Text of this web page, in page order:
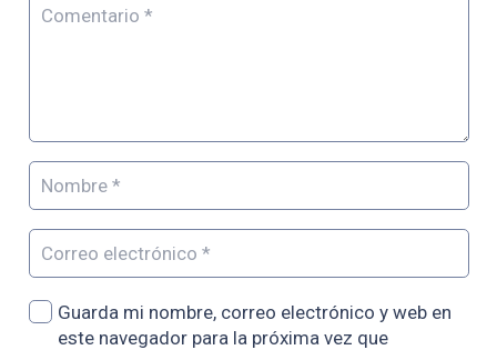
Guarda mi nombre, correo electrónico y web en
este navegador para la próxima vez que